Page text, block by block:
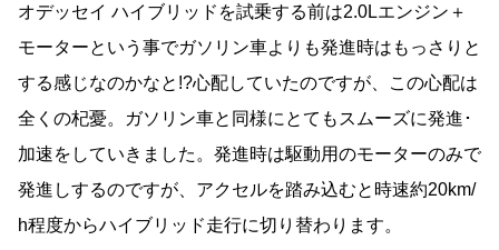
オデッセイ ハイブリッドを試乗する前は2.0Lエンジン＋
モーターという事でガソリン車よりも発進時はもっさりと
する感じなのかなと!?心配していたのですが、この心配は
全くの杞憂。ガソリン車と同様にとてもスムーズに発進･
加速をしていきました。発進時は駆動用のモーターのみで
発進しするのですが、アクセルを踏み込むと時速約20km/
h程度からハイブリッド走行に切り替わります。